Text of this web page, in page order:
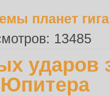
планет
13485
ударов